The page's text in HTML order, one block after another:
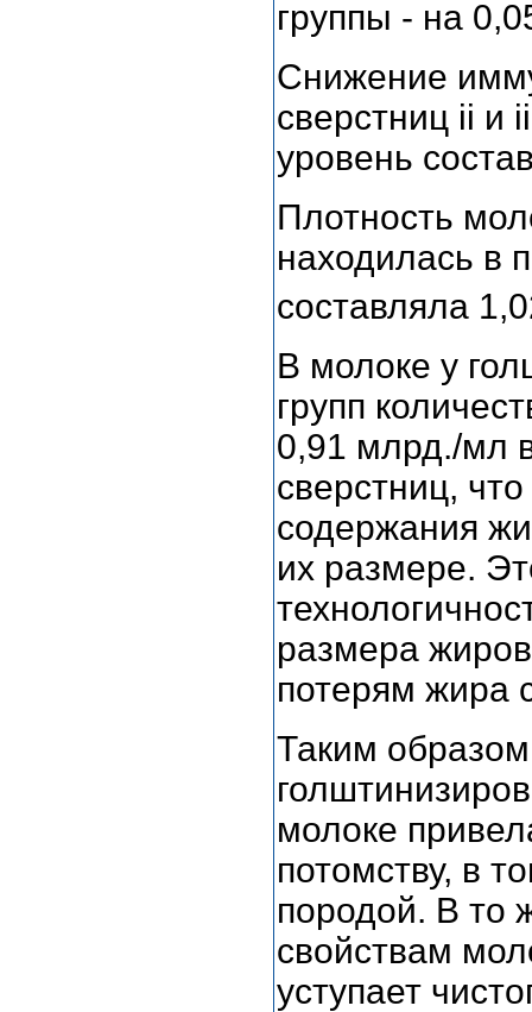
группы - на
Снижение
сверстниц ii и
уровень
Плотность
находилась в
составляла
В молоке у
групп
0,91 млрд./мл
сверстниц,
содержания
их размере.
размера
потерям жира
Таким
молоке
потомству, в
породой. В то
свойствам
уступает